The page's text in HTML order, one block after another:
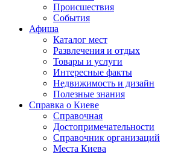
Происшествия
События
Афиша
Каталог мест
Развлечения и отдых
Товары и услуги
Интересные факты
Недвижимость и дизайн
Полезные знания
Справка о Киеве
Справочная
Достопримечательности
Справочник организаций
Места Киева